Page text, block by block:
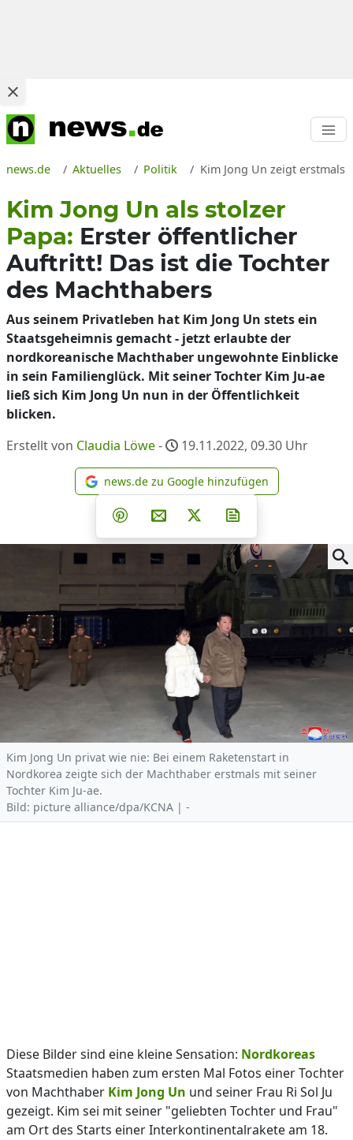
news.de Aktuelles Politik Kim Jong Un zeigt erstmals
Kim Jong Un als stolzer
Papa: Erster öffentlicher
Auftritt! Das ist die Tochter
des Machthabers
Aus seinem Privatleben hat Kim Jong Un stets ein
Staatsgeheimnis gemacht - jetzt erlaubte der
nordkoreanische Machthaber ungewohnte Einblicke
in sein Familienglück. Mit seiner Tochter Kim Ju-ae
ließ sich Kim Jong Un nun in der Öffentlichkeit
blicken.
Erstellt von Claudia Löwe- 19.11.2022, 09.30 Uhr
news.de zu Google
news.de zu Google hinzufügen
Teilen auf Facebook
Teilen auf Whatsapp
Teilen auf Telegram
Teilen auf Pinterest
Per E-Mail teilen
Post auf X
Kim Jong Un privat wie nie: Bei einem Raketenstart in
Nordkorea zeigte sich der Machthaber erstmals mit seiner
Tochter Kim Ju-ae.
Bild: picture alliance/dpa/KCNA | -
Diese Bilder sind eine kleine Sensation: Nordkoreas
Staatsmedien haben zum ersten Mal Fotos einer Tochter
von Machthaber Kim Jong Un und seiner Frau Ri Sol Ju
gezeigt. Kim sei mit seiner "geliebten Tochter und Frau"
am Ort des Starts einer Interkontinentalrakete am 18.